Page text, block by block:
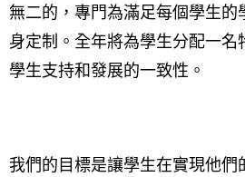
無二的，專門為滿足每個學生的
身定制。全年將為學生分配一
學生支持和發展的一致性。
我們的目標是讓學生在實現他